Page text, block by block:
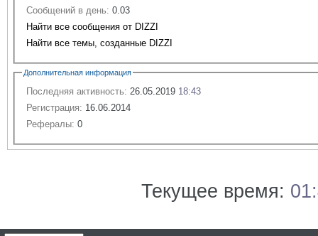
Сообщений в день: 0.03
Найти все сообщения от DIZZI
Найти все темы, созданные DIZZI
Дополнительная информация
Последняя активность: 26.05.2019 18:43
Регистрация: 16.06.2014
Рефералы: 0
Текущее время: